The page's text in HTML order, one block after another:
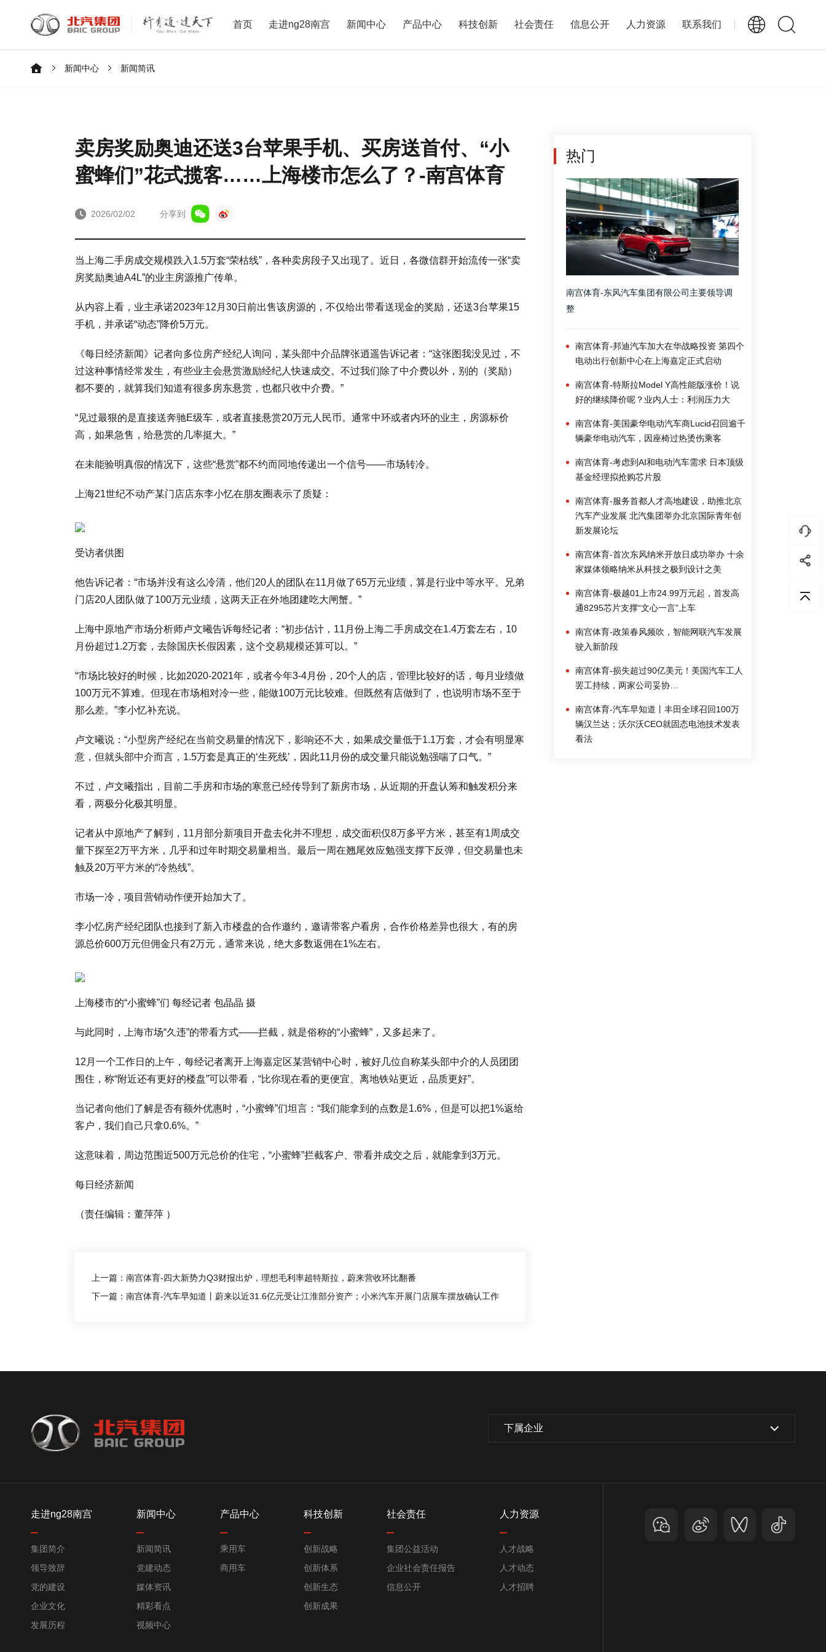
首页 走进ng28南宫 新闻中心 产品中心 科技创新 社会责任 信息公开 人力资源 联系我们
新闻中心 新闻简讯
卖房奖励奥迪还送3台苹果手机、买房送首付、“小
蜜蜂们”花式揽客……上海楼市怎么了？-南宫体育
2026/02/02 分享到
当上海二手房成交规模跌入1.5万套“荣枯线”，各种卖房段子又出现了。近日，各微信群开始流传一张“卖
房奖励奥迪A4L”的业主房源推广传单。
从内容上看，业主承诺2023年12月30日前出售该房源的，不仅给出带看送现金的奖励，还送3台苹果15
手机，并承诺“动态”降价5万元。
《每日经济新闻》记者向多位房产经纪人询问，某头部中介品牌张逍遥告诉记者：“这张图我没见过，不
过这种事情经常发生，有些业主会悬赏激励经纪人快速成交。不过我们除了中介费以外，别的（奖励）
都不要的，就算我们知道有很多房东悬赏，也都只收中介费。”
“见过最狠的是直接送奔驰E级车，或者直接悬赏20万元人民币。通常中环或者内环的业主，房源标价
高，如果急售，给悬赏的几率挺大。”
在未能验明真假的情况下，这些“悬赏”都不约而同地传递出一个信号——市场转冷。
上海21世纪不动产某门店店东李小忆在朋友圈表示了质疑：
受访者供图
他告诉记者：“市场并没有这么冷清，他们20人的团队在11月做了65万元业绩，算是行业中等水平。兄弟
门店20人团队做了100万元业绩，这两天正在外地团建吃大闸蟹。”
上海中原地产市场分析师卢文曦告诉每经记者：“初步估计，11月份上海二手房成交在1.4万套左右，10
月份超过1.2万套，去除国庆长假因素，这个交易规模还算可以。”
“市场比较好的时候，比如2020-2021年，或者今年3-4月份，20个人的店，管理比较好的话，每月业绩做
100万元不算难。但现在市场相对冷一些，能做100万元比较难。但既然有店做到了，也说明市场不至于
那么差。”李小忆补充说。
卢文曦说：“小型房产经纪在当前交易量的情况下，影响还不大，如果成交量低于1.1万套，才会有明显寒
意，但就头部中介而言，1.5万套是真正的‘生死线’，因此11月份的成交量只能说勉强喘了口气。”
不过，卢文曦指出，目前二手房和市场的寒意已经传导到了新房市场，从近期的开盘认筹和触发积分来
看，两极分化极其明显。
记者从中原地产了解到，11月部分新项目开盘去化并不理想，成交面积仅8万多平方米，甚至有1周成交
量下探至2万平方米，几乎和过年时期交易量相当。最后一周在翘尾效应勉强支撑下反弹，但交易量也未
触及20万平方米的“冷热线”。
市场一冷，项目营销动作便开始加大了。
李小忆房产经纪团队也接到了新入市楼盘的合作邀约，邀请带客户看房，合作价格差异也很大，有的房
源总价600万元但佣金只有2万元，通常来说，绝大多数返佣在1%左右。
上海楼市的“小蜜蜂”们 每经记者 包晶晶 摄
与此同时，上海市场“久违”的带看方式——拦截，就是俗称的“小蜜蜂”，又多起来了。
12月一个工作日的上午，每经记者离开上海嘉定区某营销中心时，被好几位自称某头部中介的人员团团
围住，称“附近还有更好的楼盘”可以带看，“比你现在看的更便宜、离地铁站更近，品质更好”。
当记者向他们了解是否有额外优惠时，“小蜜蜂”们坦言：“我们能拿到的点数是1.6%，但是可以把1%返给
客户，我们自己只拿0.6%。”
这意味着，周边范围近500万元总价的住宅，“小蜜蜂”拦截客户、带看并成交之后，就能拿到3万元。
每日经济新闻
（责任编辑：董萍萍 ）
上一篇：南宫体育-四大新势力Q3财报出炉，理想毛利率超特斯拉，蔚来营收环比翻番
下一篇：南宫体育-汽车早知道丨蔚来以近31.6亿元受让江淮部分资产；小米汽车开展门店展车摆放确认工作
热门
南宫体育-东风汽车集团有限公司主要领导调
整
南宫体育-邦迪汽车加大在华战略投资 第四个
电动出行创新中心在上海嘉定正式启动
南宫体育-特斯拉Model Y高性能版涨价！说
好的继续降价呢？业内人士：利润压力大
南宫体育-美国豪华电动汽车商Lucid召回逾千
辆豪华电动汽车，因座椅过热烫伤乘客
南宫体育-考虑到AI和电动汽车需求 日本顶级
基金经理拟抢购芯片股
南宫体育-服务首都人才高地建设，助推北京
汽车产业发展 北汽集团举办北京国际青年创
新发展论坛
南宫体育-首次东风纳米开放日成功举办 十余
家媒体领略纳米从科技之极到设计之美
南宫体育-极越01上市24.99万元起，首发高
通8295芯片支撑“文心一言”上车
南宫体育-政策春风频吹，智能网联汽车发展
驶入新阶段
南宫体育-损失超过90亿美元！美国汽车工人
罢工持续，两家公司妥协…
南宫体育-汽车早知道丨丰田全球召回100万
辆汉兰达；沃尔沃CEO就固态电池技术发表
看法
下属企业
走进ng28南宫
集团简介
领导致辞
党的建设
企业文化
发展历程
新闻中心
新闻简讯
党建动态
媒体资讯
精彩看点
视频中心
产品中心
乘用车
商用车
科技创新
创新战略
创新体系
创新生态
创新成果
社会责任
集团公益活动
企业社会责任报告
信息公开
人力资源
人才战略
人才动态
人才招聘